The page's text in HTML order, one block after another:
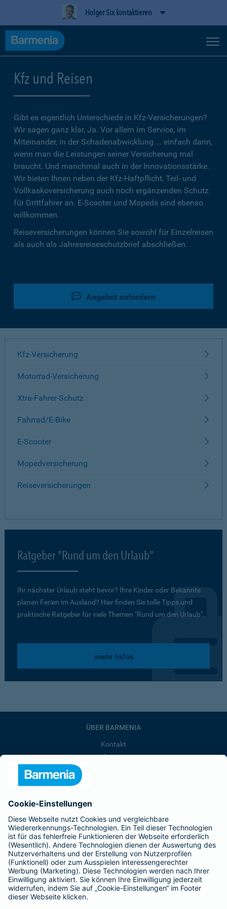
Holger Six kontaktieren
Kfz und Reisen
Gibt es eigentlich Unterschiede in Kfz-Versicherungen?
Wir sagen ganz klar, Ja. Vor allem im Service, im
Miteinander, in der Schadenabwicklung ... einfach dann,
wenn man die Leistungen seiner Versicherung mal
braucht. Und manchmal auch in der Innovationsstärke.
Wir bieten Ihnen neben der Kfz-Haftpflicht, Teil- und
Vollkaskoversicherung auch noch ergänzenden Schutz
für Drittfahrer an. E-Scooter und Mopeds sind ebenso
willkommen.
Reiseversicherungen können Sie sowohl für Einzelreisen
als auch als Jahresreiseschutzbrief abschließen.
Angebot anfordern
Kfz-Versicherung
Motorrad-Versicherung
Xtra-Fahrer-Schutz
Fahrrad/E-Bike
E-Scooter
Mopedversicherung
Reiseversicherungen
Ratgeber "Rund um den Urlaub"
Ihr nächster Urlaub steht bevor? Ihre Kinder oder Bekannte
planen Ferien im Ausland? Hier finden Sie tolle Tipps und
praktische Ratgeber für viele Themen "Rund um den Urlaub".
mehr Infos
ÜBER BARMENIA
Kontakt
Karriere
Affiliate-Partner werden
Barmenia ist Teil der BarmeniaGothaer
BELIEBTE SEITEN
Kranken-Zusatzversicherung
Tierversicherungen
Haftpflichtversicherung
Hausratversicherung